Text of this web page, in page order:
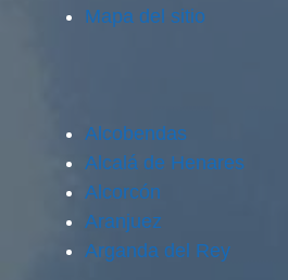
Mapa del sitio
Alcobendas
Alcalá de Henares
Alcorcón
Aranjuez
Arganda del Rey